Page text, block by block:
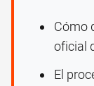
Cómo
oficial
El